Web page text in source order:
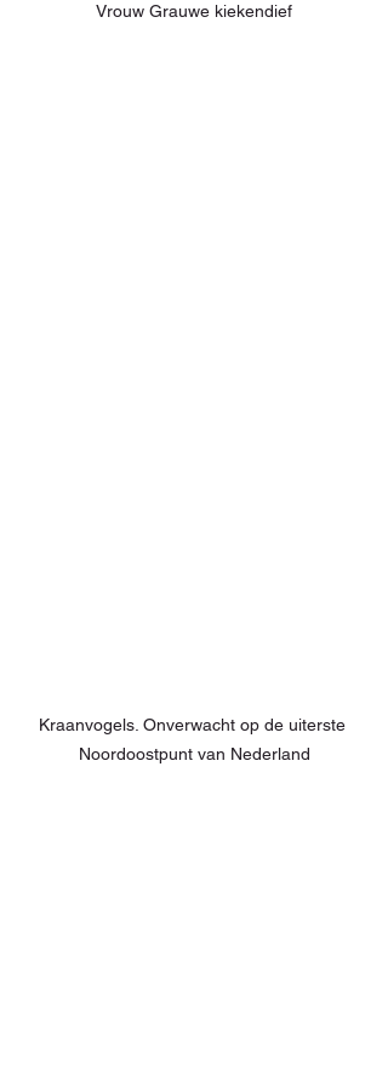
Vrouw Grauwe kiekendief
Kraanvogels. Onverwacht op de uiterste
Noordoostpunt van Nederland